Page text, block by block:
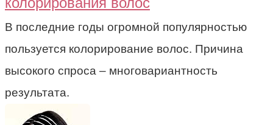
В последние годы огромной популярностью
пользуется колорирование волос. Причина
высокого спроса – многовариантность
результата.